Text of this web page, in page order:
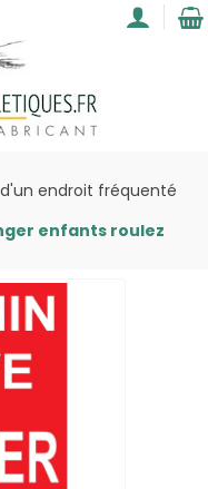
endroit fréquenté
enfants roulez